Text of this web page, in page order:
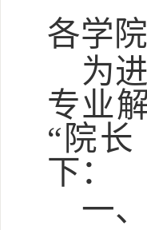
各学院
为
专业
“院
下：
一